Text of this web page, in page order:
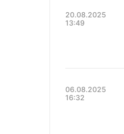
20.08.2025
13:49
06.08.2025
16:32